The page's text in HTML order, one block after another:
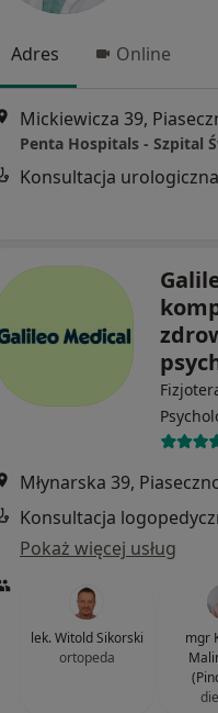
Adres Online
Mickiewicza 39,
Penta Hospitals - Szpital
Konsultacja urologiczna
Młynarska 39,
Konsultacja
Pokaż więcej usług
lek. Witold Sikorski
ortopeda
mgr